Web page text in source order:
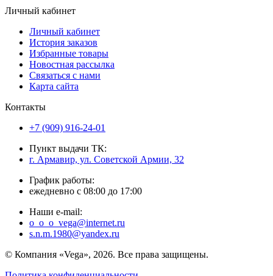
Личный кабинет
Личный кабинет
История заказов
Избранные товары
Новостная рассылка
Связаться с нами
Карта сайта
Контакты
+7 (909) 916-24-01
Пункт выдачи ТК:
г. Армавир, ул. Советской Армии, 32
График работы:
ежедневно с 08:00 до 17:00
Наши e-mail:
o_o_o_vega@internet.ru
s.n.m.1980@yandex.ru
© Компания «Vega», 2026. Все права защищены.